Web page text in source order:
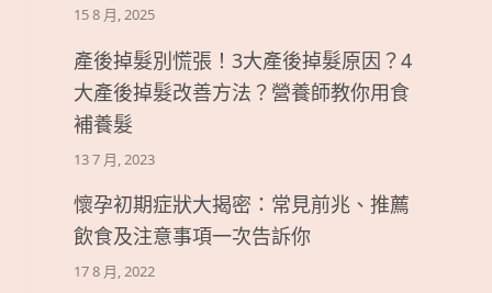
15 8 月, 2025
產後掉髮別慌張！3大產後掉髮原因？4
大產後掉髮改善方法？營養師教你用食
補養髮
13 7 月, 2023
懷孕初期症狀大揭密：常見前兆、推薦
飲食及注意事項一次告訴你
17 8 月, 2022